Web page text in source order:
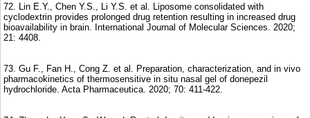
72. Lin E.Y., Chen Y.S., Li Y.S. et al. Liposome consolidated with
cyclodextrin provides prolonged drug retention resulting in increased drug
bioavailability in brain. International Journal of Molecular Sciences. 2020;
21: 4408.
73. Gu F., Fan H., Cong Z. et al. Preparation, characterization, and in vivo
pharmacokinetics of thermosensitive in situ nasal gel of donepezil
hydrochloride. Acta Pharmaceutica. 2020; 70: 411-422.